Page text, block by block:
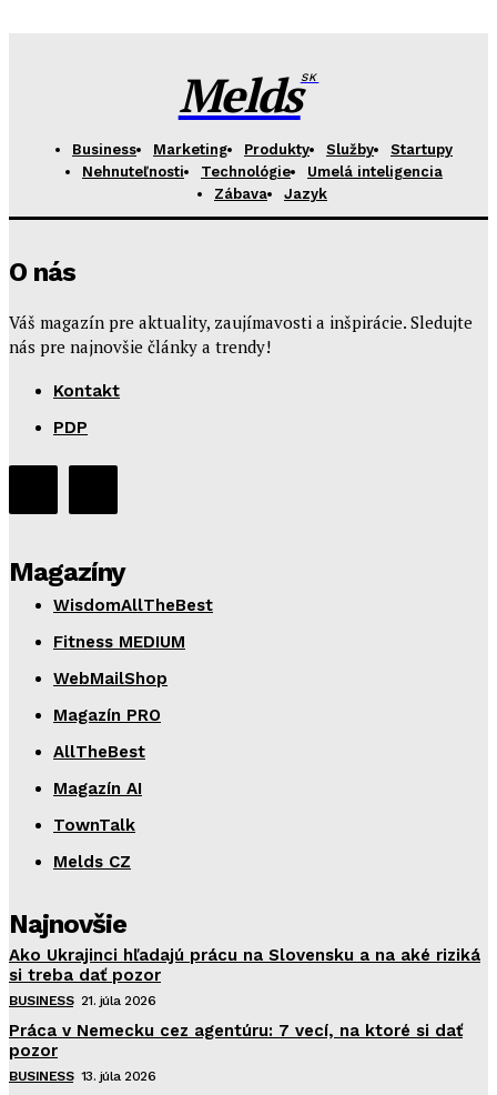
MeldsSK
Business Marketing Produkty Služby
Startupy
Nehnuteľnosti
Technológie
Umelá inteligencia
Zábava
Jazyk
O nás
Váš magazín pre aktuality, zaujímavosti a inšpirácie. Sledujte
nás pre najnovšie články a trendy!
Kontakt
PDP
Magazíny
WisdomAllTheBest
Fitness MEDIUM
WebMailShop
Magazín PRO
AllTheBest
Magazín AI
TownTalk
Melds CZ
Najnovšie
Ako Ukrajinci hľadajú prácu na Slovensku a na aké riziká
si treba dať pozor
BUSINESS 21. júla 2026
Práca v Nemecku cez agentúru: 7 vecí, na ktoré si dať
pozor
BUSINESS 13. júla 2026